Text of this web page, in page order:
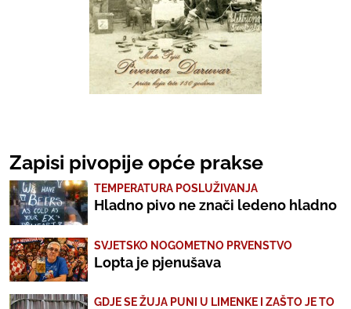
Zapisi pivopije opće prakse
TEMPERATURA POSLUŽIVANJA
Hladno pivo ne znači ledeno hladno
SVJETSKO NOGOMETNO PRVENSTVO
Lopta je pjenušava
GDJE SE ŽUJA PUNI U LIMENKE I ZAŠTO JE TO